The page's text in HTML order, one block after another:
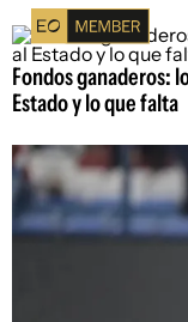
Fondos ganaderos:
Estado y lo que falta